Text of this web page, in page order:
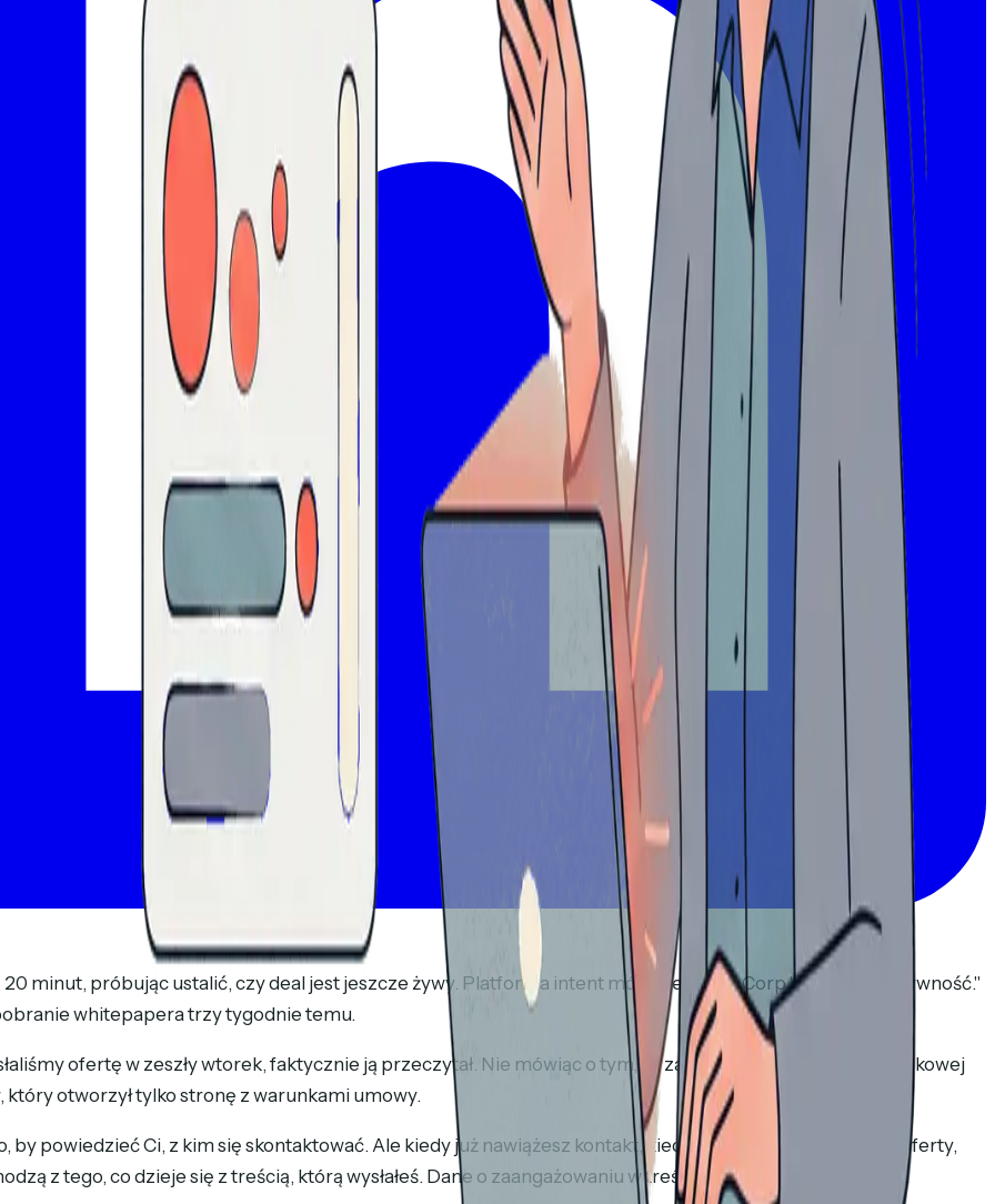
minut, próbując ustalić, czy deal jest jeszcze żywy. Platforma intent mówi, że Acme Corp "wykazuje aktywność."
whitepapera trzy tygodnie temu.
ofertę w zeszły wtorek, faktycznie ją przeczytał. Nie mówiąc o tym, że zatrzymała się na sekcji cennikowej
który otworzył tylko stronę z warunkami umowy.
by powiedzieć Ci, z kim się skontaktować. Ale kiedy już nawiążesz kontakt, kiedy zaczynasz udostępniać oferty,
z tego, co dzieje się z treścią, którą wysłałeś. Dane o zaangażowaniu w treść są na wyciągnięcie ręki. A